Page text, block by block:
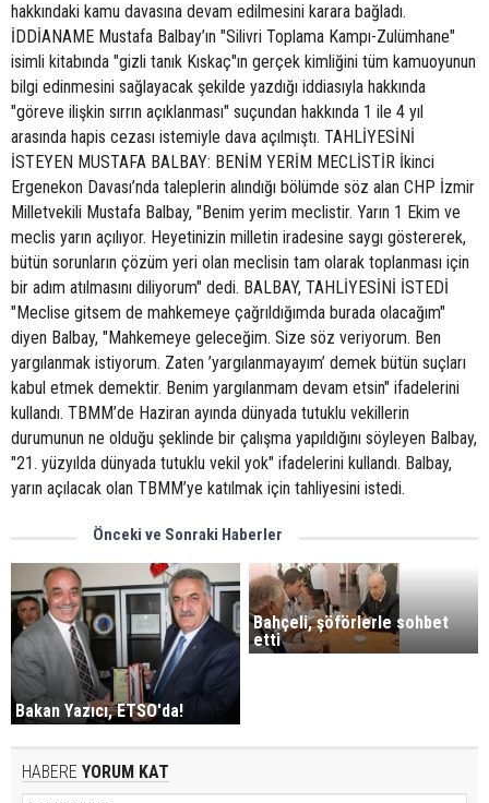
hakkındaki kamu davasına devam edilmesini karara bağladı.
İDDİANAME Mustafa Balbay’ın "Silivri Toplama Kampı-Zulümhane"
isimli kitabında "gizli tanık Kıskaç"ın gerçek kimliğini tüm kamuoyunun
bilgi edinmesini sağlayacak şekilde yazdığı iddiasıyla hakkında
"göreve ilişkin sırrın açıklanması" suçundan hakkında 1 ile 4 yıl
arasında hapis cezası istemiyle dava açılmıştı. TAHLİYESİNİ
İSTEYEN MUSTAFA BALBAY: BENİM YERİM MECLİSTİR İkinci
Ergenekon Davası’nda taleplerin alındığı bölümde söz alan CHP İzmir
Milletvekili Mustafa Balbay, "Benim yerim meclistir. Yarın 1 Ekim ve
meclis yarın açılıyor. Heyetinizin milletin iradesine saygı göstererek,
bütün sorunların çözüm yeri olan meclisin tam olarak toplanması için
bir adım atılmasını diliyorum" dedi. BALBAY, TAHLİYESİNİ İSTEDİ
"Meclise gitsem de mahkemeye çağrıldığımda burada olacağım"
diyen Balbay, "Mahkemeye geleceğim. Size söz veriyorum. Ben
yargılanmak istiyorum. Zaten ’yargılanmayayım’ demek bütün suçları
kabul etmek demektir. Benim yargılanmam devam etsin" ifadelerini
kullandı. TBMM’de Haziran ayında dünyada tutuklu vekillerin
durumunun ne olduğu şeklinde bir çalışma yapıldığını söyleyen Balbay,
"21. yüzyılda dünyada tutuklu vekil yok" ifadelerini kullandı. Balbay,
yarın açılacak olan TBMM’ye katılmak için tahliyesini istedi.
Önceki ve Sonraki Haberler
Bakan Yazıcı, ETSO'da!
Bahçeli, şöförlerle sohbet
etti
HABERE YORUM KAT